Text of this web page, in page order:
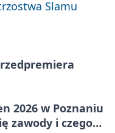
Slamu
2026 w Poznaniu
zawody i czego